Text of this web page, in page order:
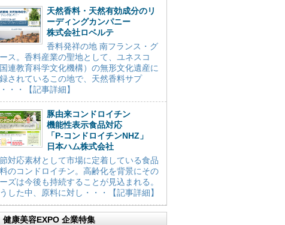
天然香料・天然有効成分のリ
ーディングカンパニー
株式会社ロベルテ
香料発祥の地 南フランス・グ
ス。香料産業の聖地として、ユネスコ
国連教育科学文化機構）の無形文化遺産に
されているこの地で、天然香料サプ
・・【記事詳細】
豚由来コンドロイチン
機能性表示食品対応
「P-コンドロイチンNHZ」
日本ハム株式会社
対応素材として市場に定着している食品
のコンドロイチン。高齢化を背景にその
ズは今後も持続することが見込まれる。
した中、原料に対し・・・【記事詳細】
健康美容EXPO 企業特集